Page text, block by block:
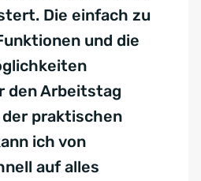
Die einfach zu
und die
den Arbeitstag
praktischen
ich von
auf alles